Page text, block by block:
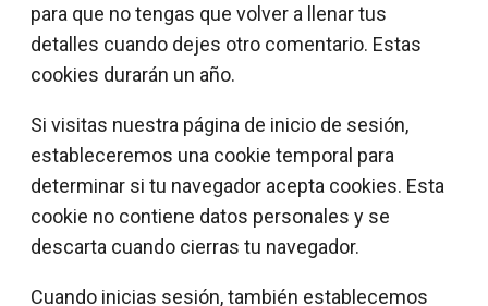
para que no tengas que volver a llenar tus
detalles cuando dejes otro comentario. Estas
cookies durarán un año.
Si visitas nuestra página de inicio de sesión,
estableceremos una cookie temporal para
determinar si tu navegador acepta cookies. Esta
cookie no contiene datos personales y se
descarta cuando cierras tu navegador.
Cuando inicias sesión, también establecemos